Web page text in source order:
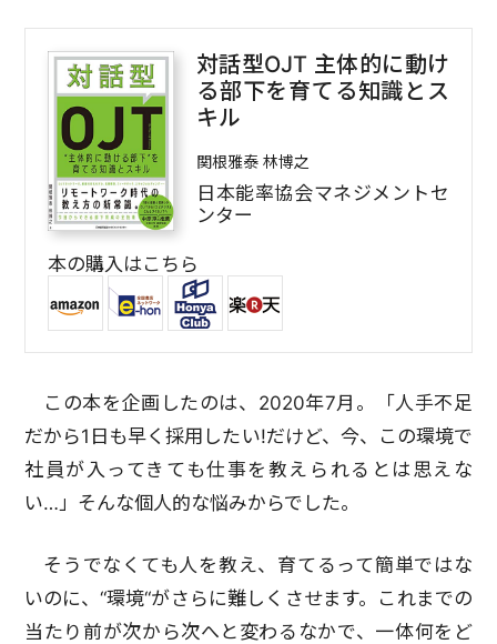
対話型OJT 主体的に動け
る部下を育てる知識とス
キル
関根雅泰 林博之
日本能率協会マネジメントセ
ンター
本の購入はこちら
この本を企画したのは、2020年7月。「人手不足
だから1日も早く採用したい!だけど、今、この環境で
社員が入ってきても仕事を教えられるとは思えな
い…」そんな個人的な悩みからでした。
そうでなくても人を教え、育てるって簡単ではな
いのに、“環境“がさらに難しくさせます。これまでの
当たり前が次から次へと変わるなかで、一体何をど